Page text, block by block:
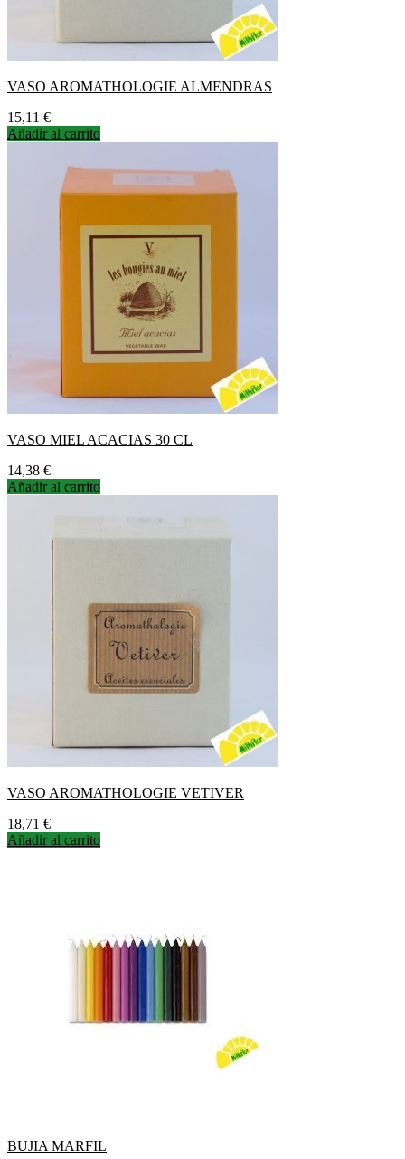
VASO AROMATHOLOGIE ALMENDRAS
Precio
15,11 €
Añadir al carrito
VASO MIEL ACACIAS 30 CL
Precio
14,38 €
Añadir al carrito
VASO AROMATHOLOGIE VETIVER
Precio
18,71 €
Añadir al carrito
BUJIA MARFIL